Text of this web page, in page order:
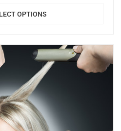
oraz pogłębianie…
OPTIONS